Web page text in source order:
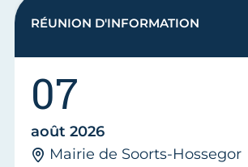
07
août 2026
Mairie de Soorts-Hossegor
RÉUNION D'INFORMATION